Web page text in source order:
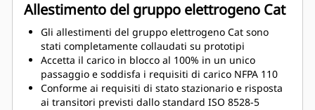
Allestimento del gruppo elettrogeno Cat
Gli allestimenti del gruppo elettrogeno Cat sono
stati completamente collaudati su prototipi
Accetta il carico in blocco al 100% in un unico
passaggio e soddisfa i requisiti di carico NFPA 110
Conforme ai requisiti di stato stazionario e risposta
ai transitori previsti dallo standard ISO 8528-5